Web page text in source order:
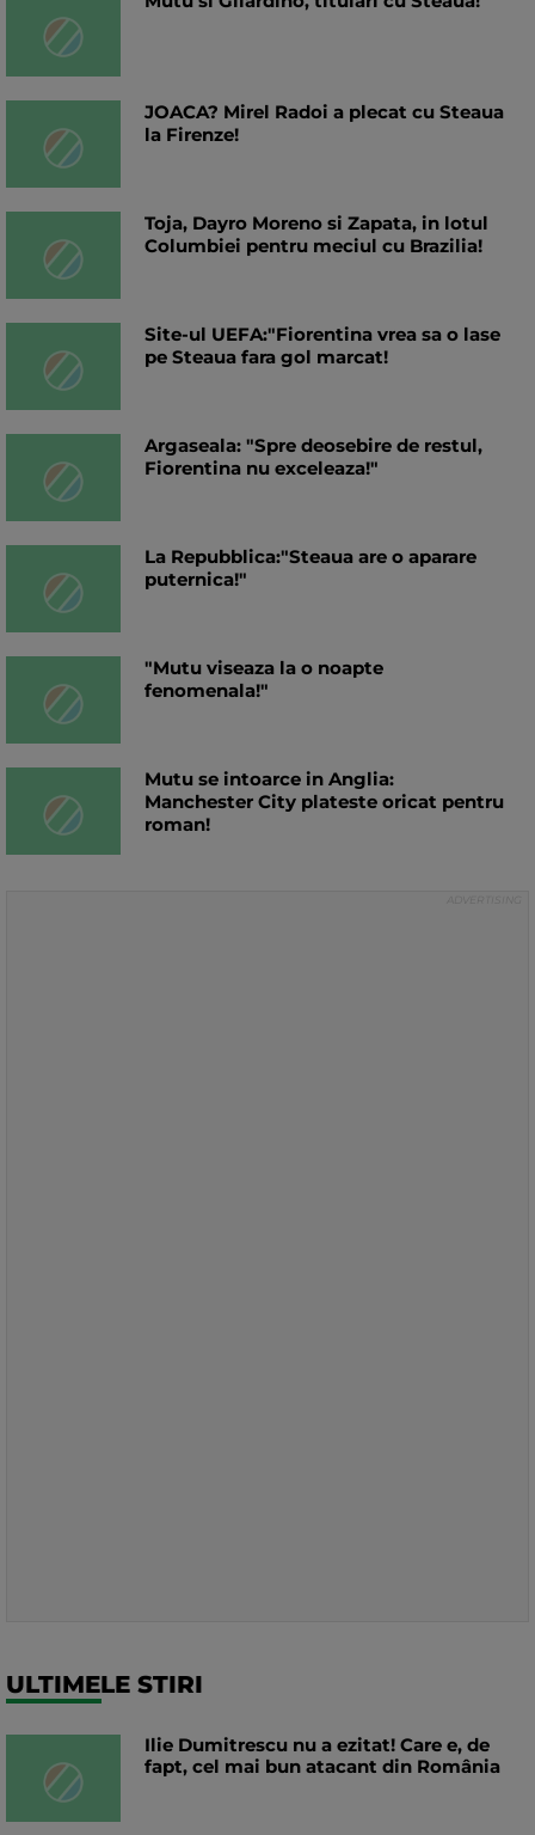
JOACA? Mirel Radoi a plecat cu Steaua
la Firenze!
Toja, Dayro Moreno si Zapata, in lotul
Columbiei pentru meciul cu Brazilia!
Site-ul UEFA:"Fiorentina vrea sa o lase
pe Steaua fara gol marcat!
Argaseala: "Spre deosebire de restul,
Fiorentina nu exceleaza!"
La Repubblica:"Steaua are o aparare
puternica!"
"Mutu viseaza la o noapte
fenomenala!"
Mutu se intoarce in Anglia:
Manchester City plateste oricat pentru
roman!
ULTIMELE STIRI
Ilie Dumitrescu nu a ezitat! Care e, de
fapt, cel mai bun atacant din România